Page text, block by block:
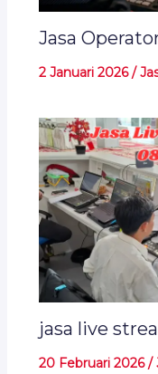
Jasa
2 Januari 2026/
jasa live
20 Februari 2026/